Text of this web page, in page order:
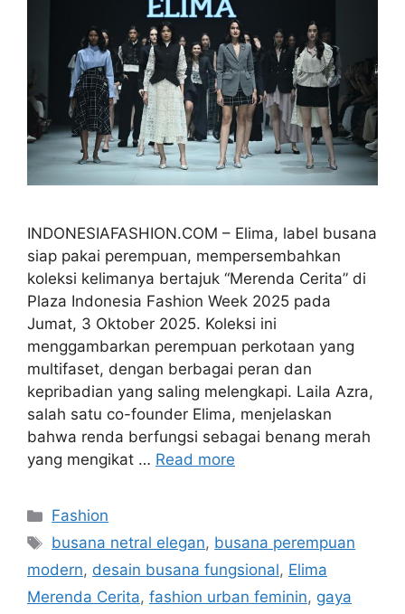
INDONESIAFASHION.COM – Elima, label busana
siap pakai perempuan, mempersembahkan
koleksi kelimanya bertajuk “Merenda Cerita” di
Plaza Indonesia Fashion Week 2025 pada
Jumat, 3 Oktober 2025. Koleksi ini
menggambarkan perempuan perkotaan yang
multifaset, dengan berbagai peran dan
kepribadian yang saling melengkapi. Laila Azra,
salah satu co-founder Elima, menjelaskan
bahwa renda berfungsi sebagai benang merah
yang mengikat … Read more
Categories
Fashion
Tags
busana netral elegan, busana perempuan
modern, desain busana fungsional, Elima
Merenda Cerita, fashion urban feminin, gaya